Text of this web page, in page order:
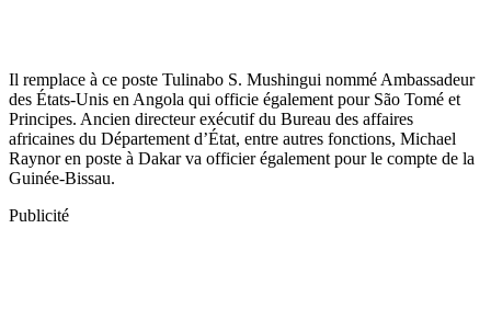
Il remplace à ce poste Tulinabo S. Mushingui nommé Ambassadeur
des États-Unis en Angola qui officie également pour São Tomé et
Principes. Ancien directeur exécutif du Bureau des affaires
africaines du Département d’État, entre autres fonctions, Michael
Raynor en poste à Dakar va officier également pour le compte de la
Guinée-Bissau.
Publicité